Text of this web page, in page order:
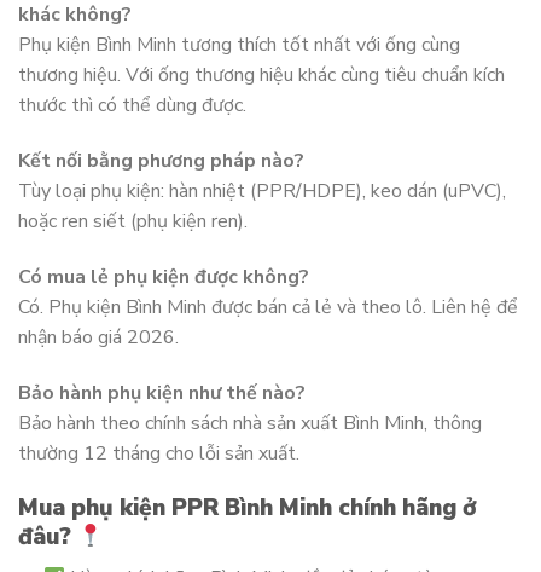
khác không?
Phụ kiện Bình Minh tương thích tốt nhất với ống cùng
thương hiệu. Với ống thương hiệu khác cùng tiêu chuẩn kích
thước thì có thể dùng được.
Kết nối bằng phương pháp nào?
Tùy loại phụ kiện: hàn nhiệt (PPR/HDPE), keo dán (uPVC),
hoặc ren siết (phụ kiện ren).
Có mua lẻ phụ kiện được không?
Có. Phụ kiện Bình Minh được bán cả lẻ và theo lô. Liên hệ để
nhận báo giá 2026.
Bảo hành phụ kiện như thế nào?
Bảo hành theo chính sách nhà sản xuất Bình Minh, thông
thường 12 tháng cho lỗi sản xuất.
Mua phụ kiện PPR Bình Minh chính hãng ở
đâu?